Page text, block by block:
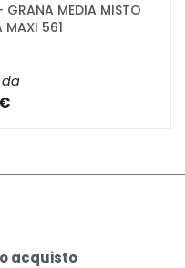
GRANA MEDIA MISTO
MAXI 561
da
acquisto